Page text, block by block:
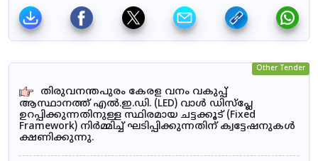
Other Tender
തിരുവനന്തപുരം കേരള വനം വകുപ്പ്
ആസ്ഥാനത്ത് എൽ.ഇ.ഡി. (LED) വാൾ ഡിസ്‌പ്ലേ
ഉറപ്പിക്കുന്നതിനുള്ള സ്ഥിരമായ ചട്ടക്കൂട് (Fixed
Framework) നിർമ്മിച്ച് ഘടിപ്പിക്കുന്നതിന് ക്വട്ടേഷനുകൾ
ക്ഷണിക്കുന്നു.